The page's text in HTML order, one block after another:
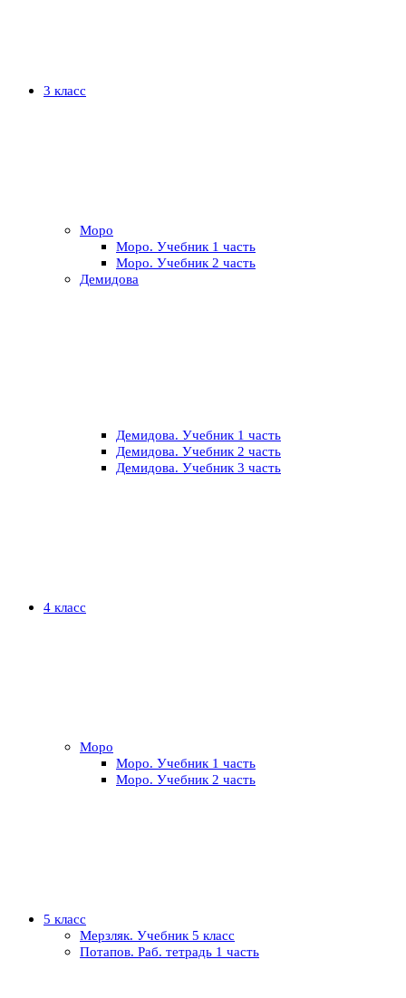
3 класс
Моро
Моро. Учебник 1 часть
Моро. Учебник 2 часть
Демидова
Демидова. Учебник 1 часть
Демидова. Учебник 2 часть
Демидова. Учебник 3 часть
4 класс
Моро
Моро. Учебник 1 часть
Моро. Учебник 2 часть
5 класс
Мерзляк. Учебник 5 класс
Потапов. Раб. тетрадь 1 часть